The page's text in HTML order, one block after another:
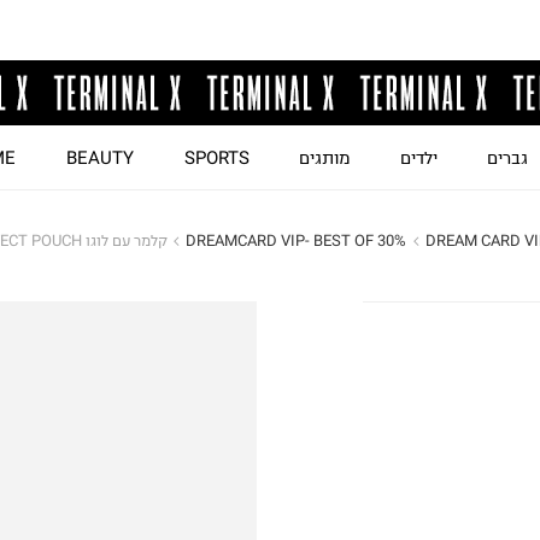
גברים ילדים מותגים SPORTS
BEAUTY
DREAM CARD
DREAMCARD VIP- BEST OF 30% קלמר עם לוגו PERFECT POUCH / נשים